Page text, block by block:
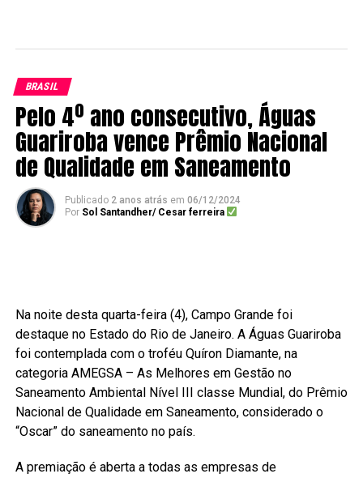
BRASIL
Pelo 4º ano consecutivo, Águas
Guariroba vence Prêmio Nacional
de Qualidade em Saneamento
Publicado 2 anos atrás em 06/12/2024
Por Sol Santandher/ Cesar ferreira
Na noite desta quarta-feira (4), Campo Grande foi
destaque no Estado do Rio de Janeiro. A Águas Guariroba
foi contemplada com o troféu Quíron Diamante, na
categoria AMEGSA – As Melhores em Gestão no
Saneamento Ambiental Nível III classe Mundial, do Prêmio
Nacional de Qualidade em Saneamento, considerado o
“Oscar” do saneamento no país.
A premiação é aberta a todas as empresas de